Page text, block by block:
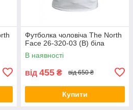
Футболка чоловіча The North
Face 26-320-03 (B) біла
В наявності
від 455 ₴ від 650 ₴
Купити